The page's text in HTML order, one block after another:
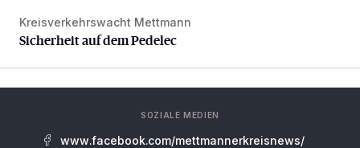
Sicherheit auf dem Pedelec
Kreisverkehrswacht Mettmann
Sicherheit auf dem Pedelec
SOZIALE MEDIEN
www.facebook.com/mettmannerkreisnews/